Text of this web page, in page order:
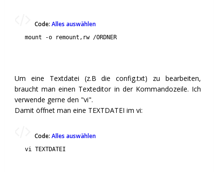
Code: Alles auswählen
mount -o remount,rw /ORDNER
Um eine Textdatei (z.B die config.txt) zu bearbeiten,
braucht man einen Texteditor in der Kommandozeile. Ich
verwende gerne den "vi".
Damit öffnet man eine TEXTDATEI im vi:
Code: Alles auswählen
vi TEXTDATEI